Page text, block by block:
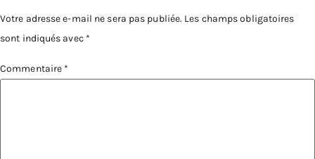
Votre adresse e-mail ne sera pas publiée. Les champs obligatoires
sont indiqués avec *
Commentaire *